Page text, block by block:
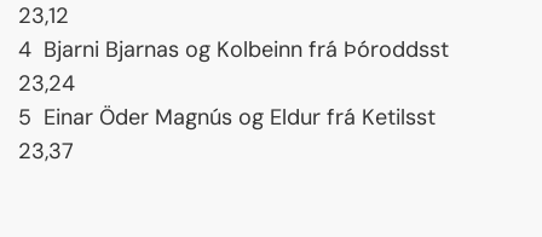
23,12
4 Bjarni Bjarnas og Kolbeinn frá Þóroddsst
23,24
5 Einar Öder Magnús og Eldur frá Ketilsst
23,37